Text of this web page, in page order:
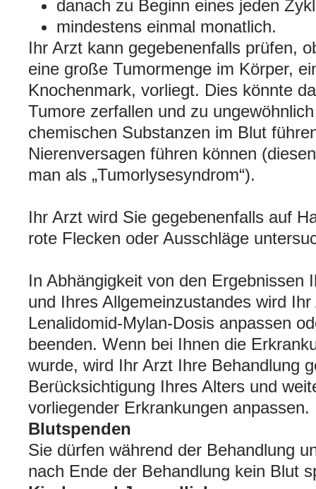
danach zu Beginn eines jeden
mindestens einmal monatlich.
Ihr Arzt kann gegebenenfalls prüfen,
eine große Tumormenge im Körper,
Knochenmark, vorliegt. Dies könnte
Tumore zerfallen und zu
chemischen Substanzen im Blut
Nierenversagen führen können
man als „Tumorlysesyndrom“).
Ihr Arzt wird Sie gegebenenfalls auf
rote Flecken oder Ausschläge
In Abhängigkeit von den Ergebnissen
und Ihres Allgemeinzustandes wird
Lenalidomid-Mylan-Dosis anpassen
beenden. Wenn bei Ihnen die
wurde, wird Ihr Arzt Ihre Behandlung
Berücksichtigung Ihres Alters und
vorliegender Erkrankungen anpassen.
Blutspenden
Sie dürfen während der Behandlung
nach Ende der Behandlung kein Blut